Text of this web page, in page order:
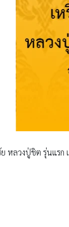
ลวงปู่ชิต รุ่นแรก